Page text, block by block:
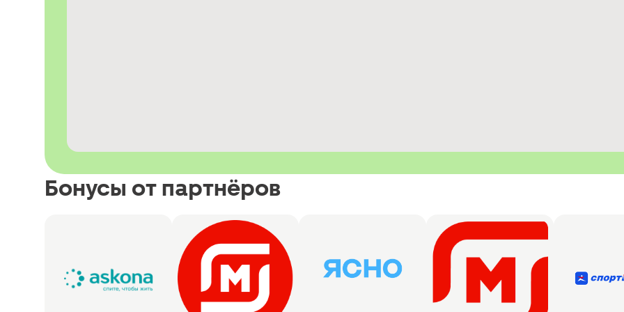
Бонусы от партнёров